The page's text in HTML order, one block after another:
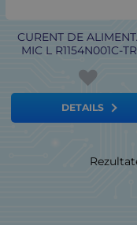
CURENT DE
MIC L R1154N001C-
DETAILS